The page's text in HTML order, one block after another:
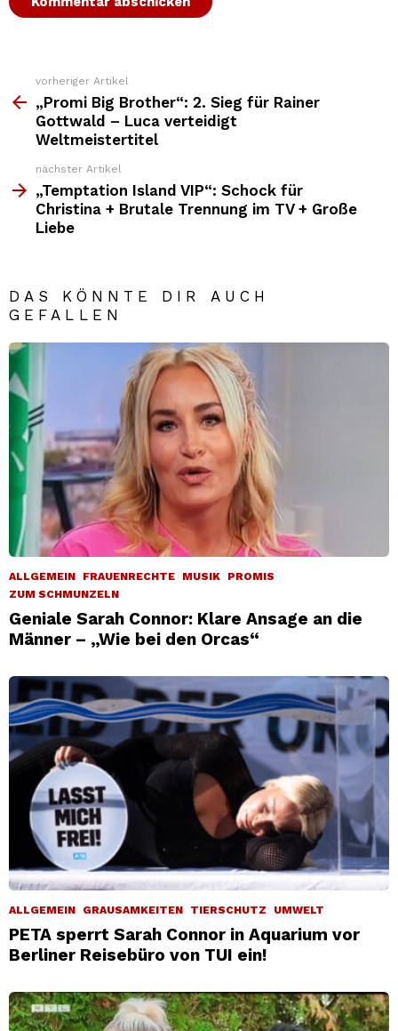
Weitere
Top
News
vorheriger Artikel
„Promi Big Brother“: 2. Sieg für Rainer
Gottwald – Luca verteidigt
Weltmeistertitel
nächster Artikel
„Temptation Island VIP“: Schock für
Christina + Brutale Trennung im TV + Große
Liebe
DAS KÖNNTE DIR AUCH
GEFALLEN
ALLGEMEIN FRAUENRECHTE MUSIK
PROMIS
ZUM SCHMUNZELN
Geniale Sarah Connor: Klare Ansage an die
Männer – „Wie bei den Orcas“
ALLGEMEIN GRAUSAMKEITEN TIERSCHUTZ UMWELT
PETA sperrt Sarah Connor in Aquarium vor
Berliner Reisebüro von TUI ein!